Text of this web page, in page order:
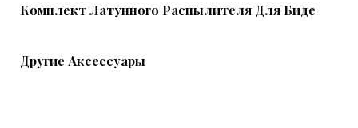
Комплект Латунного Распылителя Для Биде
Другие Аксессуары